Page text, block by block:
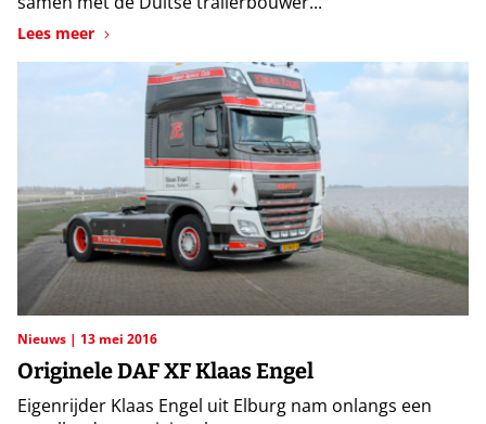
Lees meer
Nieuws 13 mei 2016
Originele DAF XF Klaas Engel
Eigenrijder Klaas Engel uit Elburg nam onlangs een